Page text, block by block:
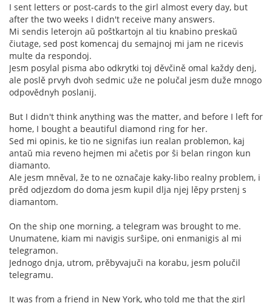
I sent letters or post-cards to the girl almost every day, but
after the two weeks I didn't receive many answers.
Mi sendis leterojn aŭ poŝtkartojn al tiu knabino preskaŭ
čiutage, sed post komencaj du semajnoj mi jam ne ricevis
multe da respondoj.
Jesm posylal pisma abo odkrytki toj děvčině omal každy denj,
ale poslě prvyh dvoh sedmic uže ne polučal jesm duže mnogo
odpovědnyh poslanij.
But I didn't think anything was the matter, and before I left for
home, I bought a beautiful diamond ring for her.
Sed mi opinis, ke tio ne signifas iun realan problemon, kaj
antaŭ mia reveno hejmen mi aĉetis por ŝi belan ringon kun
diamanto.
Ale jesm mněval, že to ne označaje kaky-libo realny problem, i
prěd odjezdom do doma jesm kupil dlja njej lěpy prstenj s
diamantom.
On the ship one morning, a telegram was brought to me.
Unumatene, kiam mi navigis surŝipe, oni enmanigis al mi
telegramon.
Jednogo dnja, utrom, prěbyvajuči na korabu, jesm polučil
telegramu.
It was from a friend in New York, who told me that the girl